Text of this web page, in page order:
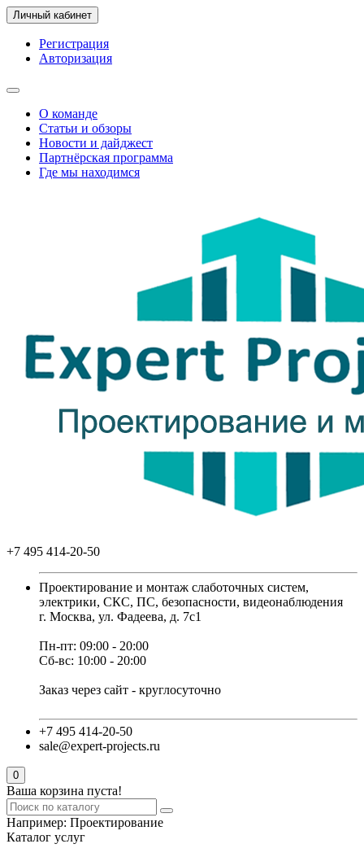
Личный кабинет
Регистрация
Авторизация
О команде
Статьи и обзоры
Новости и дайджест
Партнёрская программа
Где мы находимся
+7 495 414-20-50
Проектирование и монтаж слаботочных систем,
электрики, СКС, ПС, безопасности, видеонаблюдения
г. Москва, ул. Фадеева, д. 7с1
Пн-пт: 09:00 - 20:00
Сб-вс: 10:00 - 20:00
Заказ через сайт - круглосуточно
+7 495 414-20-50
sale@expert-projects.ru
0
Ваша корзина пуста!
Например: Проектирование
Каталог услуг